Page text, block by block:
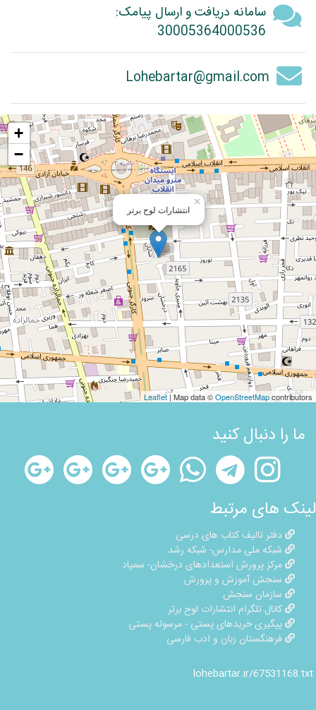
سامانه دریافت و ارسال پیامک:
30005364000536
Lohebartar@gmail.com
انتشارات لوح برتر
×
+
−
Leaflet| Map data ©OpenStreetMapcontributors
ما را دنبال کنید
لینک های مرتبط
دفتر تالیف کتاب های درسی
شبکه ملی مدارس- شبکه رشد
مرکز پرورش استعدادهای درخشان- سمپاد
سنجش آموزش و پرورش
سازمان سنجش
کانال تلگرام انتشارات لوح برتر
پیگیری خریدهای پستی - مرسوله پستی
فرهنگستان زبان و ادب فارسی
lohebartar.ir/67531168.txt